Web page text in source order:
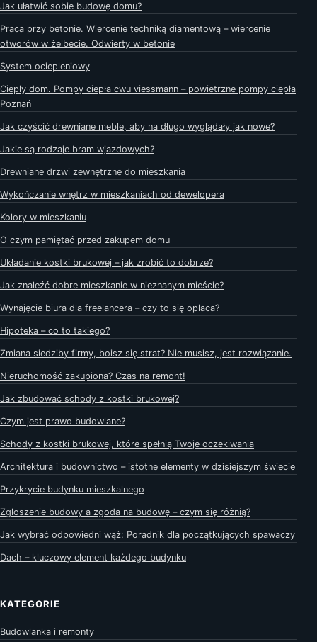
Jak ułatwić sobie budowę domu?
Praca przy betonie. Wiercenie techniką diamentową – wiercenie
otworów w żelbecie. Odwierty w betonie
System ociepleniowy
Ciepły dom. Pompy ciepła cwu viessmann – powietrzne pompy ciepła
Poznań
Jak czyścić drewniane meble, aby na długo wyglądały jak nowe?
Jakie są rodzaje bram wjazdowych?
Drewniane drzwi zewnętrzne do mieszkania
Wykończanie wnętrz w mieszkaniach od dewelopera
Kolory w mieszkaniu
O czym pamiętać przed zakupem domu
Układanie kostki brukowej – jak zrobić to dobrze?
Jak znaleźć dobre mieszkanie w nieznanym mieście?
Wynajęcie biura dla freelancera – czy to się opłaca?
Hipoteka – co to takiego?
Zmiana siedziby firmy, boisz się strat? Nie musisz, jest rozwiązanie.
Nieruchomość zakupiona? Czas na remont!
Jak zbudować schody z kostki brukowej?
Czym jest prawo budowlane?
Schody z kostki brukowej, które spełnią Twoje oczekiwania
Architektura i budownictwo – istotne elementy w dzisiejszym świecie
Przykrycie budynku mieszkalnego
Zgłoszenie budowy a zgoda na budowę – czym się różnią?
Jak wybrać odpowiedni wąż: Poradnik dla początkujących spawaczy
Dach – kluczowy element każdego budynku
KATEGORIE
Budowlanka i remonty